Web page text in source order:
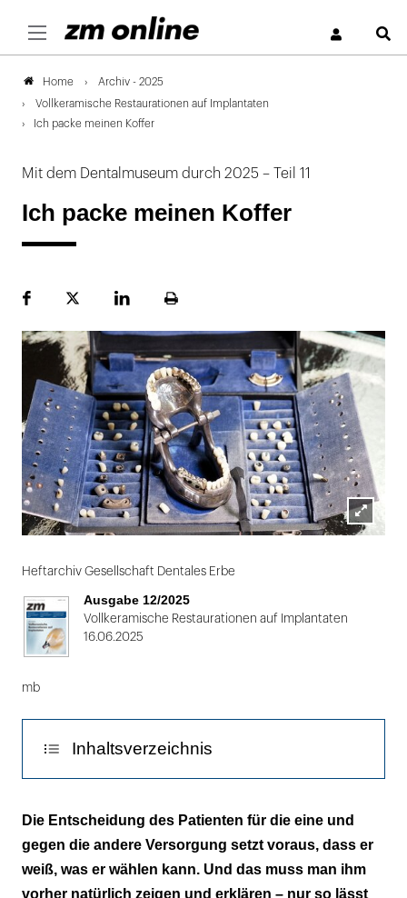
Home Archiv - 2025
Vollkeramische Restaurationen auf Implantaten
Ich packe meinen Koffer
Mit dem Dentalmuseum durch 2025 – Teil 11
Ich packe meinen Koffer
FacebookPlattformLinekdInSeite
Lightbox
Heftarchiv Gesellschaft Dentales Erbe
Ausgabe 12/2025
Vollkeramische Restaurationen auf Implantaten
16.06.2025
mb
Inhaltsverzeichnis
Was lässt sich demonstrieren und be-
greifen?
Die Entscheidung des Patienten für die eine und
gegen die andere Versorgung setzt voraus, dass er
weiß, was er wählen kann. Und das muss man ihm
vorher natürlich zeigen und erklären – nur so lässt